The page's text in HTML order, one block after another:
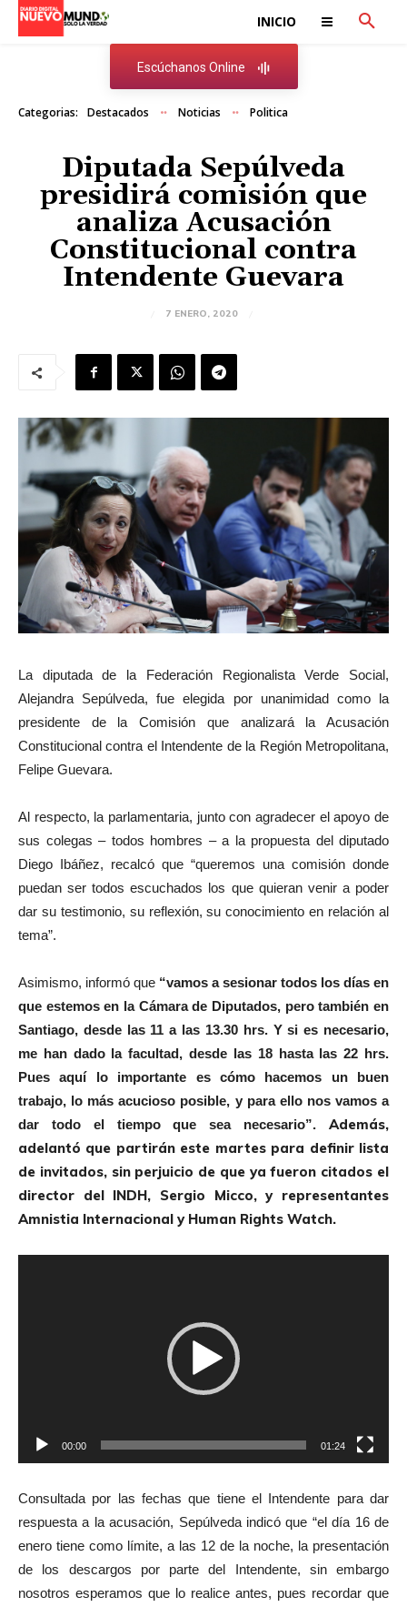
INICIO
Escúchanos Online
Categorias: Destacados Noticias Politica
Diputada Sepúlveda
presidirá comisión que
analiza Acusación
Constitucional contra
Intendente Guevara
7 ENERO, 2020
La diputada de la Federación Regionalista Verde Social,
Alejandra Sepúlveda, fue elegida por unanimidad como la
presidente de la Comisión que analizará la Acusación
Constitucional contra el Intendente de la Región Metropolitana,
Felipe Guevara.
Al respecto, la parlamentaria, junto con agradecer el apoyo de
sus colegas – todos hombres – a la propuesta del diputado
Diego Ibáñez, recalcó que “queremos una comisión donde
puedan ser todos escuchados los que quieran venir a poder
dar su testimonio, su reflexión, su conocimiento en relación al
tema”.
Asimismo, informó que “vamos a sesionar todos los días en
que estemos en la Cámara de Diputados, pero también en
Santiago, desde las 11 a las 13.30 hrs. Y si es necesario,
me han dado la facultad, desde las 18 hasta las 22 hrs.
Pues aquí lo importante es cómo hacemos un buen
trabajo, lo más acucioso posible, y para ello nos vamos a
dar todo el tiempo que sea necesario”. Además,
adelantó que partirán este martes para definir lista
de invitados, sin perjuicio de que ya fueron citados el
director del INDH, Sergio Micco, y representantes
Amnistia Internacional y Human Rights Watch.
r
d
e
V
i
00:00 01:24
Consultada por las fechas que tiene el Intendente para dar
respuesta a la acusación, Sepúlveda indicó que “el día 16 de
enero tiene como límite, a las 12 de la noche, la presentación
de los descargos por parte del Intendente, sin embargo
nosotros esperamos que lo realice antes, pues recordar que